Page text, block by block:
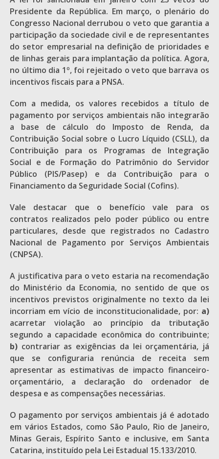
Presidente da República. Em março, o plenário do
Congresso Nacional derrubou o veto que garantia a
participação da sociedade civil e de representantes
do setor empresarial na definição de prioridades e
de linhas gerais para implantação da política. Agora,
no último dia 1º, foi rejeitado o veto que barrava os
incentivos fiscais para a PNSA.
Com a medida, os valores recebidos a título de
pagamento por serviços ambientais não integrarão
a base de cálculo do Imposto de Renda, da
Contribuição Social sobre o Lucro Líquido (CSLL), da
Contribuição para os Programas de Integração
Social e de Formação do Patrimônio do Servidor
Público (PIS/Pasep) e da Contribuição para o
Financiamento da Seguridade Social (Cofins).
Vale destacar que o benefício vale para os
contratos realizados pelo poder público ou entre
particulares, desde que registrados no Cadastro
Nacional de Pagamento por Serviços Ambientais
(CNPSA).
A justificativa para o veto estaria na recomendação
do Ministério da Economia, no sentido de que os
incentivos previstos originalmente no texto da lei
incorriam em vício de inconstitucionalidade, por: a)
acarretar violação ao princípio da tributação
segundo a capacidade econômica do contribuinte;
b) contrariar as exigências da lei orçamentária, já
que se configuraria renúncia de receita sem
apresentar as estimativas de impacto financeiro-
orçamentário, a declaração do ordenador de
despesa e as compensações necessárias.
O pagamento por serviços ambientais já é adotado
em vários Estados, como São Paulo, Rio de Janeiro,
Minas Gerais, Espírito Santo e inclusive, em Santa
Catarina, instituído pela Lei Estadual 15.133/2010.